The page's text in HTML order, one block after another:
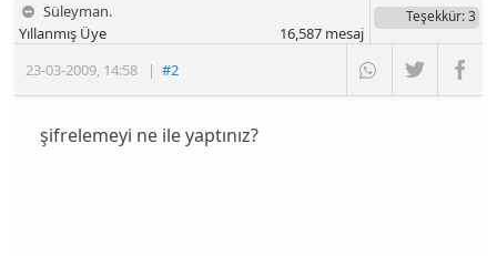
Süleyman.
23-03-2009, 14:58 |#2
Yıllanmış Üye
Teşekkür: 3
16,587mesaj
şifrelemeyi ne ile yaptınız?